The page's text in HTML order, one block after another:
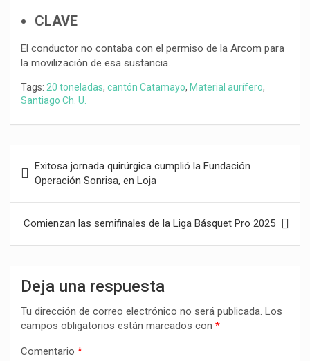
CLAVE
El conductor no contaba con el permiso de la Arcom para
la movilización de esa sustancia.
Tags: 20 toneladas, cantón Catamayo, Material aurífero,
Santiago Ch. U.
de
entradas
Exitosa jornada quirúrgica cumplió la Fundación
Operación Sonrisa, en Loja
Comienzan las semifinales de la Liga Básquet Pro 2025
Deja una respuesta
Tu dirección de correo electrónico no será publicada. Los
campos obligatorios están marcados con *
Comentario *